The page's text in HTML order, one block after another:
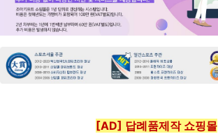
[AD] 답례품제작 쇼핑몰